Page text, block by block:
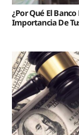
¿Por Qué El
Importancia De